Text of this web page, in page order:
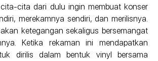
cita dari dulu ingin membuat konser
merekamnya sendiri, dan merilisnya.
ketegangan sekaligus bersemangat
Ketika rekaman ini mendapatkan
dirilis dalam bentuk vinyl bersama